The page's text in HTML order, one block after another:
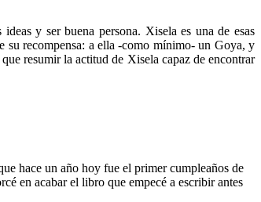
y ser buena persona. Xisela es una de esas
su recompensa: a ella -como mínimo- un Goya, y
resumir la actitud de Xisela capaz de encontrar
hace un año hoy fue el primer cumpleaños de
en acabar el libro que empecé a escribir antes